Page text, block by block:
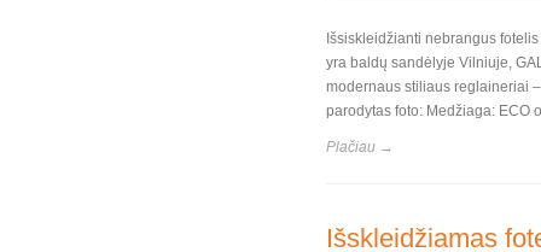
Išsiskleidžianti nebrangus
yra baldų sandėlyje Vilniuje,
modernaus stiliaus reglaineriai
parodytas foto: Medžiaga: ECO
Plačiau →
Išskleidžiamas